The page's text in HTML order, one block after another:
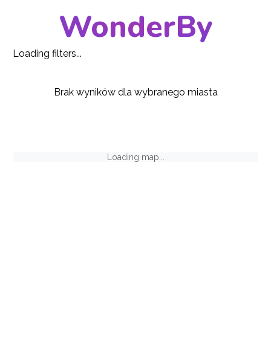
WonderBy
Loading filters...
Brak wyników dla wybranego miasta
Loading map...